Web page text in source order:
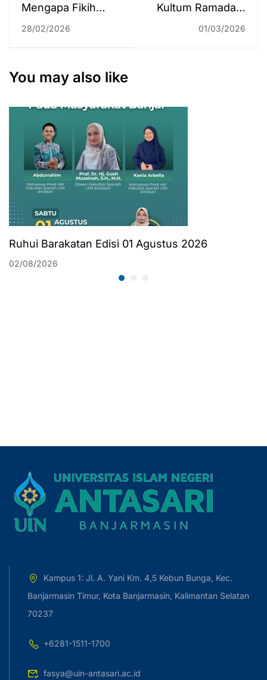
Mengapa Fikih
Muamalah Penting?
dalam Majelis
28/02/2026
Kultum Ramadan:
Paradoks
01/03/2026
You may also like
Ruhui Barakatan Edisi 01 Agustus 2026
02/08/2026
Kampus 1: Jl. A. Yani Km. 4,5 Kebun Bunga, Kec.
Banjarmasin Timur, Kota Banjarmasin, Kalimantan Selatan
70237
+6281-1511-1700
fasya@uin-antasari.ac.id